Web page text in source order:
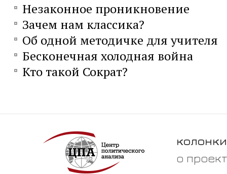
Незаконное проникновение
Зачем нам классика?
Об одной методичке для учителя
Бесконечная холодная война
Кто такой Сократ?
колонки
о